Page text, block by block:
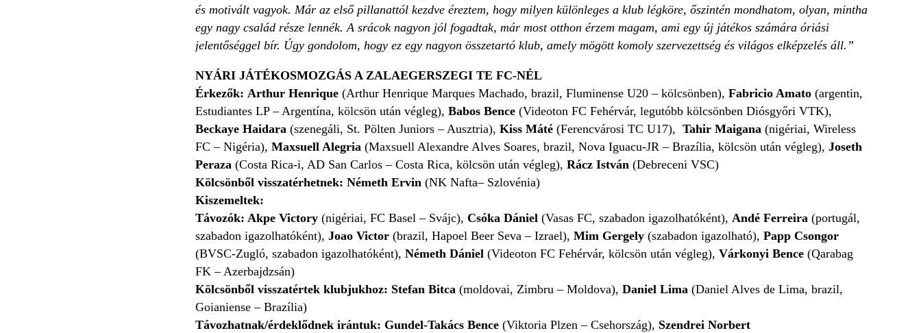
és motivált vagyok. Már az első pillanattól kezdve éreztem, hogy milyen különleges a klub légköre, őszintén mondhatom, olyan, mintha
egy nagy család része lennék. A srácok nagyon jól fogadtak, már most otthon érzem magam, ami egy új játékos számára óriási
jelentőséggel bír. Úgy gondolom, hogy ez egy nagyon összetartó klub, amely mögött komoly szervezettség és világos elképzelés áll.”
NYÁRI JÁTÉKOSMOZGÁS A ZALAEGERSZEGI TE FC-NÉL
Érkezők: Arthur Henrique (Arthur Henrique Marques Machado, brazil, Fluminense U20 – kölcsönben), Fabricio Amato(argentin,
Estudiantes LP – Argentína, kölcsön után végleg), Babos Bence (Videoton FC Fehérvár, legutóbb kölcsönben Diósgyőri VTK),
Beckaye Haidara(szenegáli, St. Pölten Juniors – Ausztria), Kiss Máté(Ferencvárosi TC U17), Tahir Maigana (nigériai, Wireless
FC – Nigéria), Maxsuell Alegria (Maxsuell Alexandre Alves Soares, brazil, Nova Iguacu-JR – Brazília, kölcsön után végleg), Joseth
Peraza (Costa Rica-i, AD San Carlos – Costa Rica, kölcsön után végleg), Rácz István(Debreceni VSC)
Kölcsönből visszatérhetnek: Németh Ervin(NK Nafta– Szlovénia)
Kiszemeltek:
Távozók: Akpe Victory (nigériai, FC Basel – Svájc), Csóka Dániel (Vasas FC, szabadon igazolhatóként), Andé Ferreira (portugál,
szabadon igazolhatóként), Joao Victor(brazil, Hapoel Beer Seva – Izrael), Mim Gergely (szabadon igazolható), Papp Csongor
(BVSC-Zugló, szabadon igazolhatóként), Németh Dániel (Videoton FC Fehérvár, kölcsön után végleg), Várkonyi Bence (Qarabag
FK – Azerbajdzsán)
Kölcsönből visszatértek klubjukhoz: Stefan Bitca (moldovai, Zimbru – Moldova), Daniel Lima(Daniel Alves de Lima, brazil,
Goianiense – Brazília)
Távozhatnak/érdeklődnek irántuk: Gundel-Takács Bence (Viktoria Plzen – Csehország), Szendrei Norbert